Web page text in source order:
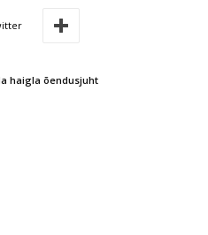
haigla õendusjuht